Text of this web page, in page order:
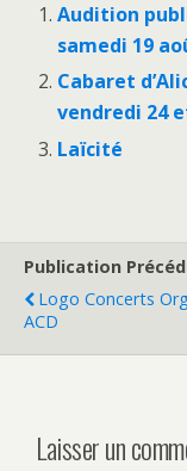
Audition
samedi 19
Cabaret
vendredi 24
Laïcité
Publication
Logo Concerts
ACD
Laisser un